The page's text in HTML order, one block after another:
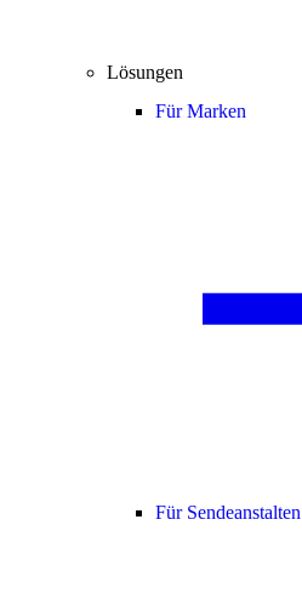
Lösungen
Für Marken
Für Sendeanstalten